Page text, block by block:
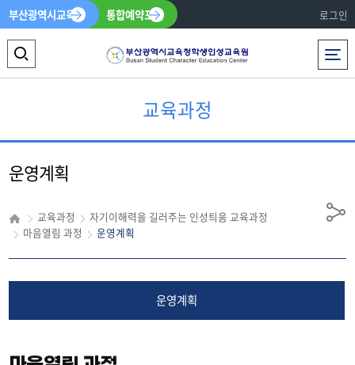
부산광역시교육청 통합예약포털 로그인
전체메뉴
색
역
열
교육과정
운영계획
교육과정
자기이해력을 길러주는 인성틔움 교육과정
마음열림 과정
운영계획
공
운영계획